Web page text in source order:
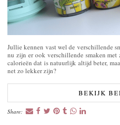
Jullie kennen vast wel de verschillende
nu zijn er ook verschillende smaken
calorieën dat is natuurlijk altijd beter,
net zo lekker zijn?
BEKIJK
Share: